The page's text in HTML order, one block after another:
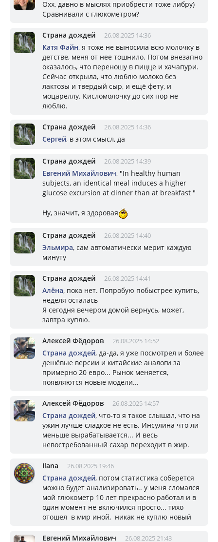
Охх, давно в мыслях приобрести тоже либру)
Сравнивали с глюкометром?
Страна дождей 26.08.2025 14:36
Катя Файн, я тоже не выносила всю молочку в
детстве, меня от нее тошнило. Потом внезапно
оказалось, что переношу в пицце и хачапури.
Сейчас открыла, что люблю молоко без
лактозы и твердый сыр, и ещё фету, и
моцареллу. Кисломолочку до сих пор не
люблю.
Страна дождей 26.08.2025 14:36
Сергей, в этом смысл, да
Страна дождей 26.08.2025 14:39
Евгений Михайлович, "In healthy human
subjects, an identical meal induces a higher
glucose excursion at dinner than at breakfast "
Ну, значит, я здоровая
Страна дождей 26.08.2025 14:40
Эльмира, сам автоматически мерит каждую
минуту
Страна дождей 26.08.2025 14:41
Алёна, пока нет. Попробую побыстрее купить,
неделя осталась
Я сегодня вечером домой вернусь, может,
завтра куплю.
Алексей Фёдоров 26.08.2025 14:52
Страна дождей, да-да, я уже посмотрел и более
дешёвые версии и китайские аналоги за
примерно 20 евро... Рынок меняется,
появляются новые модели...
Алексей Фёдоров 26.08.2025 14:57
Страна дождей, что-то я такое слышал, что на
ужин лучше сладкое не есть. Инсулина что ли
меньше вырабатывается... И весь
невостребованный сахар переходит в жир.
Ilana 26.08.2025 19:46
Страна дождей, потом статистика соберется
можно будет анализировать.. у меня сломался
мой глюкометр 10 лет прекрасно работал и в
один момент не включился просто... тихо
отошел в мир иной, никак не куплю новый
Евгений Михайлович 26.08.2025 21:43